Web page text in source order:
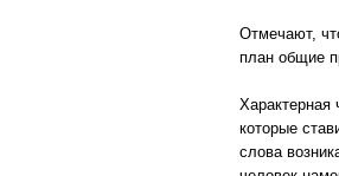
Отмечают,
план общие
Характерная
которые
слова